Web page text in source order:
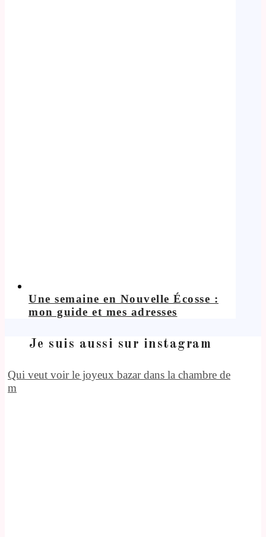
Une semaine en Nouvelle Écosse :
mon guide et mes adresses
Je suis aussi sur instagram
Qui veut voir le joyeux bazar dans la chambre de
m